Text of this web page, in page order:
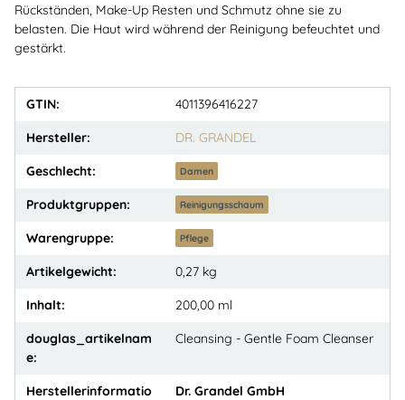
Rückständen, Make-Up Resten und Schmutz ohne sie zu
belasten. Die Haut wird während der Reinigung befeuchtet und
gestärkt.
GTIN: 4011396416227
Hersteller: DR. GRANDEL
Geschlecht: Damen
Produktgruppen: Reinigungsschaum
Warengruppe: Pflege
Artikelgewicht: 0,27 kg
Inhalt: 200,00 ml
douglas_artikelnam
e:
Cleansing - Gentle Foam Cleanser
Herstellerinformatio
Dr. Grandel GmbH